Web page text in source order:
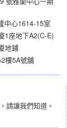
中心1614-15室
1座地下A2(C-E)
地鋪
樓5A號舖
請讓我們知道。